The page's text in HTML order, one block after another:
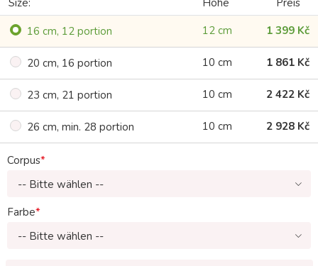
Size:
Höhe
Preis
16 cm, 12 portion
12 cm 1 399 Kč
20 cm, 16 portion 10 cm 1 861 Kč
23 cm, 21 portion 10 cm 2 422 Kč
26 cm, min. 28 portion 10 cm 2 928 Kč
Corpus
-- Bitte wählen --
Farbe
-- Bitte wählen --